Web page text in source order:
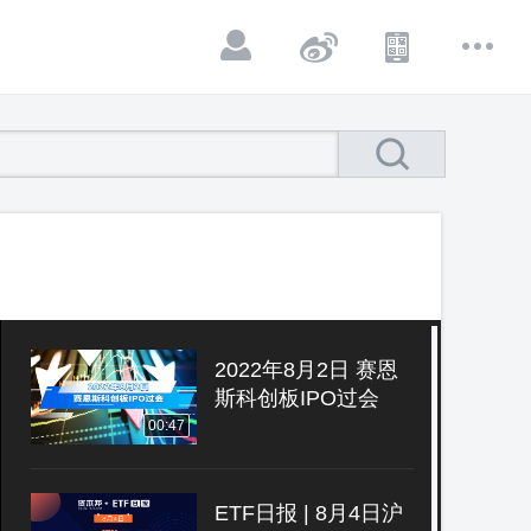
00:47
2022年8月2日 赛恩
斯科创板IPO过会
ETF日报 | 8月4日沪